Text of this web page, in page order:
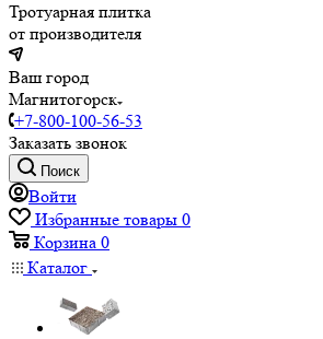
Тротуарная плитка
от производителя
Ваш город
Магнитогорск
+7-800-100-56-53
Заказать звонок
Поиск
Войти
Избранные товары 0
Корзина 0
Каталог